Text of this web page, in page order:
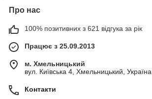
Про нас
100% позитивних з 621 відгука за рік
Працює з 25.09.2013
м. Хмельницький
вул. Київська 4, Хмельницький, Україна
Контакти